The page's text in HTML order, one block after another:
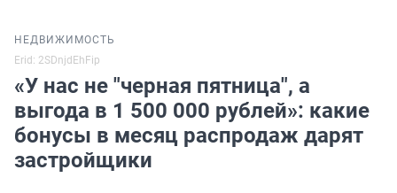
НЕДВИЖИМОСТЬ
Erid: 2SDnjdEhFip
«У нас не "черная пятница", а
выгода в 1 500 000 рублей»: какие
бонусы в месяц распродаж дарят
застройщики